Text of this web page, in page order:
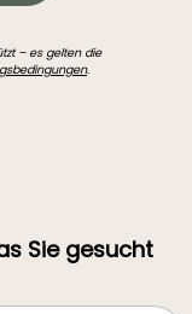
– es gelten die
.
Sie gesucht